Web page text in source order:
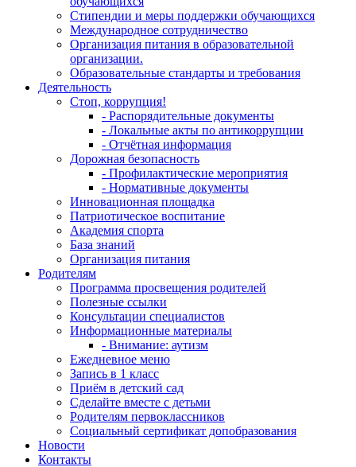
Стипендии и меры поддержки обучающихся
Международное сотрудничество
Организация питания в образовательной
организации.
Образовательные стандарты и требования
Деятельность
Стоп, коррупция!
- Распорядительные документы
- Локальные акты по антикоррупции
- Отчётная информация
Дорожная безопасность
- Профилактические мероприятия
- Нормативные документы
Инновационная площадка
Патриотическое воспитание
Академия спорта
База знаний
Организация питания
Родителям
Программа просвещения родителей
Полезные ссылки
Консультации специалистов
Информационные материалы
- Внимание: аутизм
Ежедневное меню
Запись в 1 класс
Приём в детский сад
Сделайте вместе с детьми
Родителям первоклассников
Социальный сертификат допобразования
Новости
Контакты